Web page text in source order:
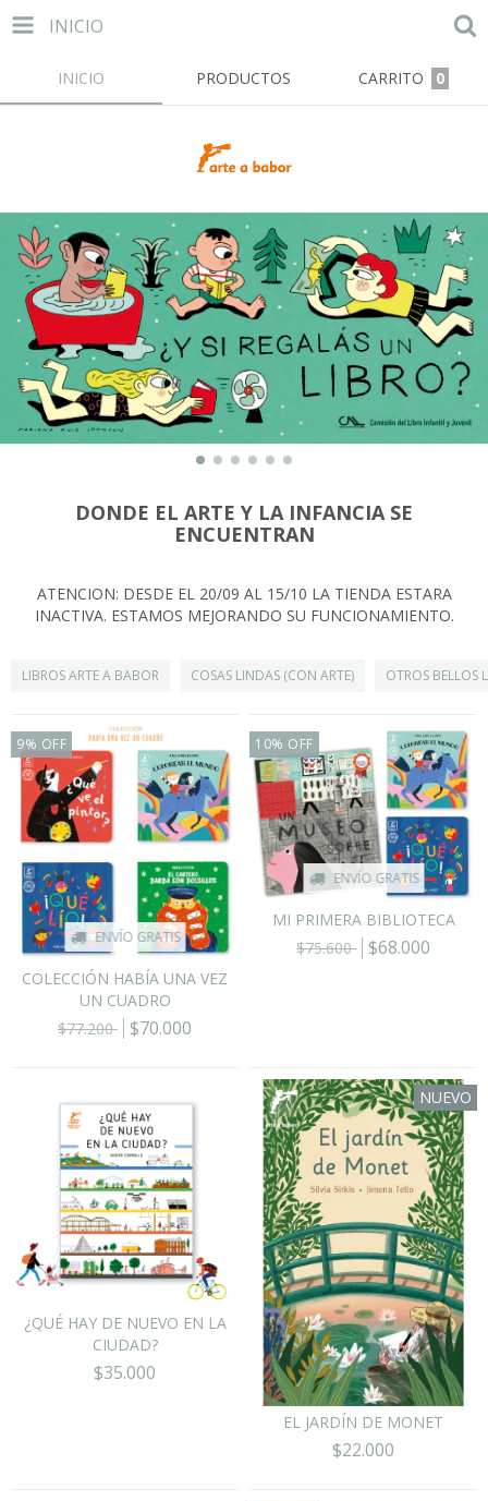
INICIO
INICIO PRODUCTOS CARRITO 0
DONDE EL ARTE Y LA INFANCIA SE
ENCUENTRAN
ATENCION: DESDE EL 20/09 AL 15/10 LA TIENDA ESTARA
INACTIVA. ESTAMOS MEJORANDO SU FUNCIONAMIENTO.
LIBROS ARTE A BABOR COSAS LINDAS (CON ARTE) OTROS BELLOS
9% OFF
ENVÍO GRATIS
COLECCIÓN HABÍA UNA VEZ
UN CUADRO
$77.200
$70.000
10% OFF
ENVÍO GRATIS
MI PRIMERA BIBLIOTECA
$75.600
$68.000
¿QUÉ HAY DE NUEVO EN LA
CIUDAD?
$35.000
NUEVO
EL JARDÍN DE MONET
$22.000